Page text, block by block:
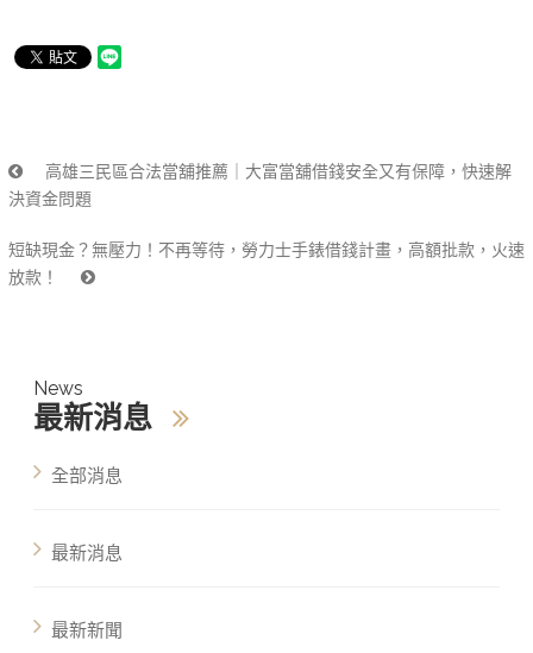
高雄三民區合法當舖推薦｜大富當舖借錢安全又有保障，快速解
決資金問題
短缺現金？無壓力！不再等待，勞力士手錶借錢計畫，高額批款，火速
放款！
News
最新消息
全部消息
最新消息
最新新聞